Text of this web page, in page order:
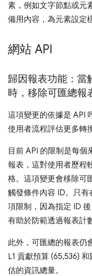
素，例如文字節點或元
備用內容，為元素設定
網站 API
歸因報表功能：當
時，移除可匯總報
這項變更的依據是 API
使用者流程評估更多轉
目前 API 的限制是每
報表，這對使用者歷程
格。這項變更會移除可
觸發條件內容 ID。只
項限制，因為指定 ID
有助於防範透過報表計
此外，可匯總的報表仍
L1 貢獻預算 (65,536)
估的資訊總量。